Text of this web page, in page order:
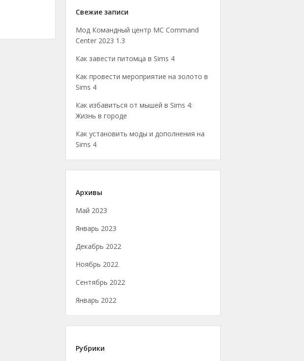
Свежие записи
Мод Командный центр MC Command
Center 2023 1.3
Как завести питомца в Sims 4
Как провести мероприятие на золото в
Sims 4
Как избавиться от мышей в Sims 4:
Жизнь в городе
Как установить моды и дополнения на
Sims 4
Архивы
Май 2023
Январь 2023
Декабрь 2022
Ноябрь 2022
Сентябрь 2022
Январь 2022
Рубрики